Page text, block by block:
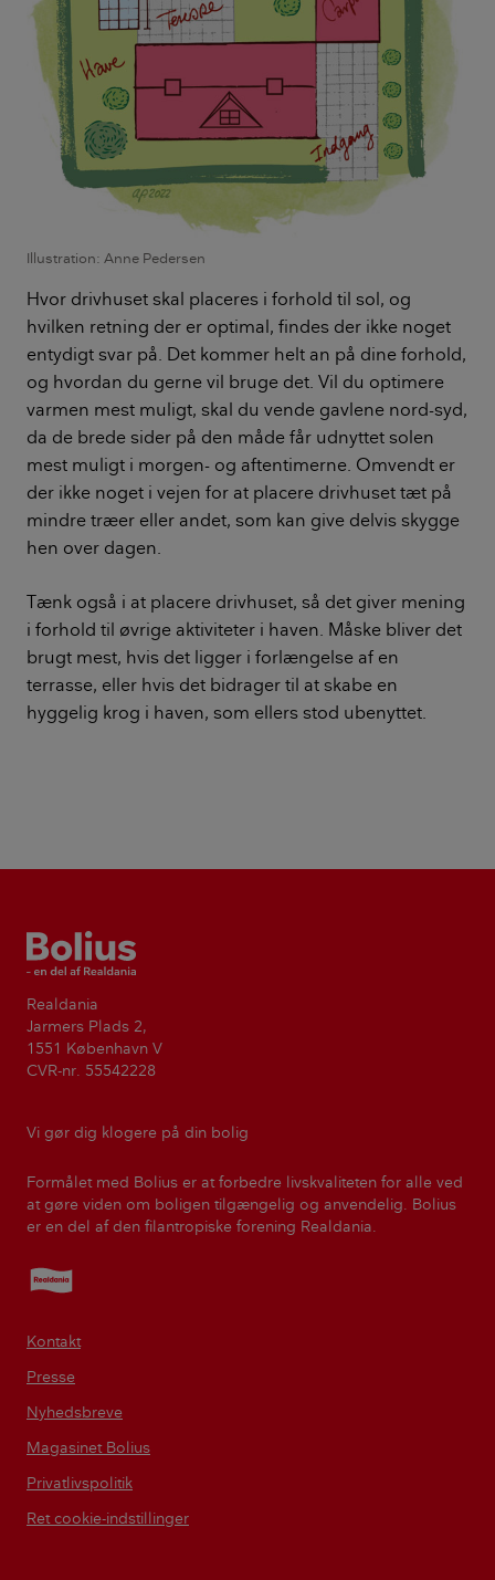
Illustration: Anne Pedersen
Hvor drivhuset skal placeres i forhold til sol, og
hvilken retning der er optimal, findes der ikke noget
entydigt svar på. Det kommer helt an på dine forhold,
og hvordan du gerne vil bruge det. Vil du optimere
varmen mest muligt, skal du vende gavlene nord-syd,
da de brede sider på den måde får udnyttet solen
mest muligt i morgen- og aftentimerne. Omvendt er
der ikke noget i vejen for at placere drivhuset tæt på
mindre træer eller andet, som kan give delvis skygge
hen over dagen.
Tænk også i at placere drivhuset, så det giver mening
i forhold til øvrige aktiviteter i haven. Måske bliver det
brugt mest, hvis det ligger i forlængelse af en
terrasse, eller hvis det bidrager til at skabe en
hyggelig krog i haven, som ellers stod ubenyttet.
Bolius
Realdania
Jarmers Plads 2,
1551 København V
CVR-nr. 55542228
Vi gør dig klogere på din bolig
Formålet med Bolius er at forbedre livskvaliteten for alle ved
at gøre viden om boligen tilgængelig og anvendelig. Bolius
er en del af den filantropiske forening Realdania.
Realdania
Kontakt
Presse
Nyhedsbreve
Magasinet Bolius
Privatlivspolitik
Ret cookie-indstillinger